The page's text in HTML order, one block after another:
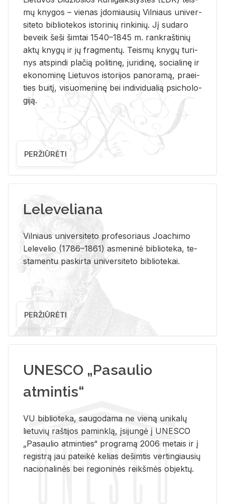
mų kny­gos – vie­nas įdo­miau­sių Vil­niaus uni­ver­
si­te­to bi­b­lio­te­kos is­to­ri­nių rin­ki­nių. Jį su­da­ro
be­veik šeši šim­tai 1540–1845 m. rank­raš­ti­nių
aktų kny­gų ir jų frag­men­tų. Teis­mų kny­gų tu­ri­
nys at­spin­di pla­čią po­li­ti­nę, ju­ri­di­nę, so­cia­li­nę ir
eko­no­mi­nę Lie­tu­vos is­to­ri­jos pa­no­ra­mą, pra­ei­
ties bui­tį, vi­suo­me­ni­nę bei in­di­vi­dua­lią psi­cho­lo­
gi­ją.
PERŽIŪRĖTI
Leleveliana
Vil­niaus uni­ver­si­te­to pro­fe­so­riaus Jo­a­chi­mo
Le­le­ve­lio (1786–1861) as­me­ni­nė bi­b­lio­te­ka, te­
sta­men­tu pa­skir­ta uni­ver­si­te­to bi­b­lio­te­kai.
PERŽIŪRĖTI
UNESCO „Pasaulio
atmintis“
VU biblioteka, saugodama ne vieną unikalų
lietuvių raštijos paminklą, įsijungė į UNESCO
„Pasaulio atminties“ programą 2006 metais ir į
registrą jau pateikė kelias dešimtis vertingiausių
nacionalinės bei regioninės reikšmės objektų.